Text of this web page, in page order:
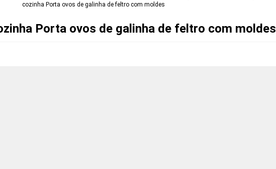
cozinha Porta ovos de galinha de feltro com moldes
Porta ovos de galinha de feltro com moldes